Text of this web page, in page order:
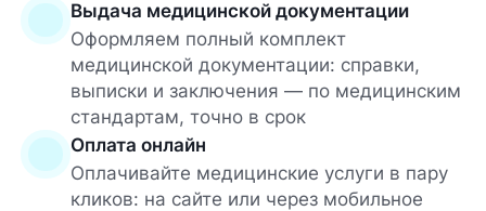
Выдача медицинской документации
Оформляем полный комплект
медицинской документации: справки,
выписки и заключения — по медицинским
стандартам, точно в срок
Оплата онлайн
Оплачивайте медицинские услуги в пару
кликов: на сайте или через мобильное